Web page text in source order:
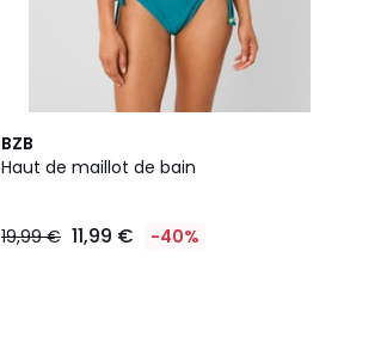
BZB
Haut de maillot de bain
19,99 € 11,99 € -40%